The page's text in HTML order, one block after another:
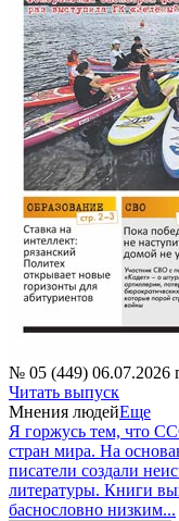
№ 05 (449) 06.07.2026
Читать выпуск
Мнения людейЕще
Я горжусь тем, что
стран мира. На
писатели создали
литературы. Книги
баснословно низким...